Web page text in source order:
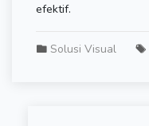
efektif.
Solusi Visual